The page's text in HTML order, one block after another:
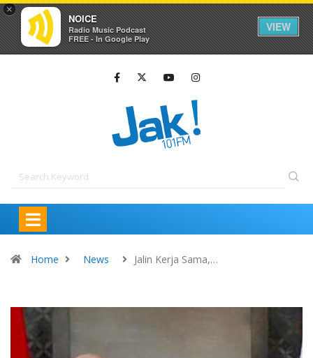
×
NOICE
Radio Music Podcast
FREE - In Google Play
VIEW
Home News Jalin Kerja Sama,…